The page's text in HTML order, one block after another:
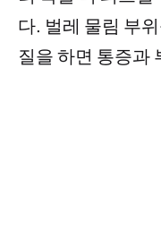
다. 벌레 물림 부
질을 하면 통증과